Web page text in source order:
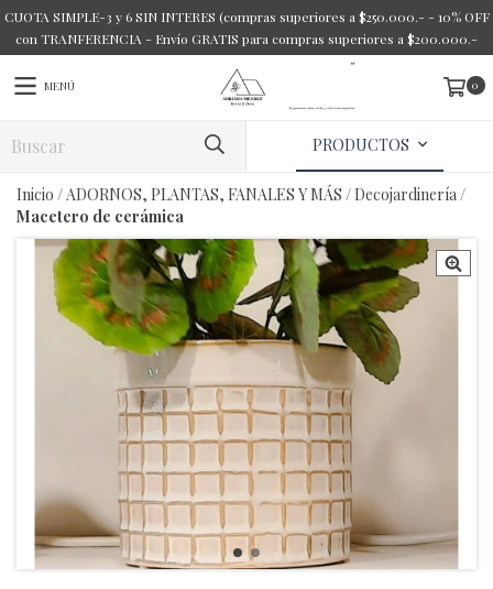
CUOTA SIMPLE-3 y 6 SIN INTERES (compras superiores a $250.000.- - 10% OFF
con TRANFERENCIA - Envío GRATIS para compras superiores a $200.000.-
MENÚ 0
PRODUCTOS
Inicio / ADORNOS, PLANTAS, FANALES Y MÁS / Decojardinería /
Macetero de cerámica